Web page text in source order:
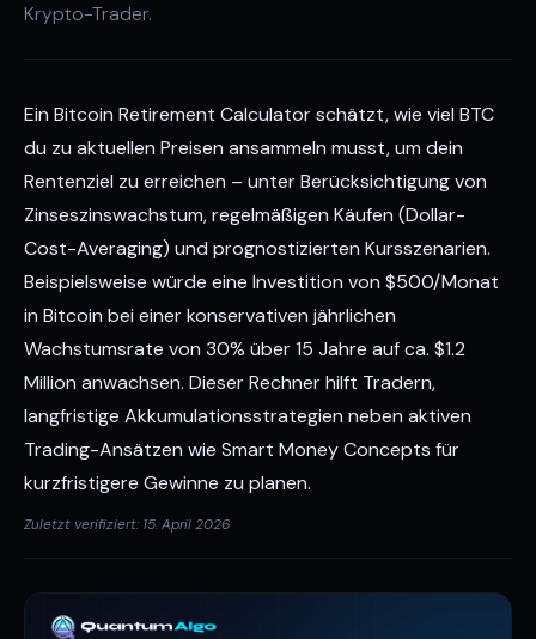
Krypto-Trader.
Ein Bitcoin Retirement Calculator schätzt, wie viel BTC
du zu aktuellen Preisen ansammeln musst, um dein
Rentenziel zu erreichen – unter Berücksichtigung von
Zinseszinswachstum, regelmäßigen Käufen (Dollar-
Cost-Averaging) und prognostizierten Kursszenarien.
Beispielsweise würde eine Investition von $500/Monat
in Bitcoin bei einer konservativen jährlichen
Wachstumsrate von 30% über 15 Jahre auf ca. $1.2
Million anwachsen. Dieser Rechner hilft Tradern,
langfristige Akkumulationsstrategien neben aktiven
Trading-Ansätzen wie Smart Money Concepts für
kurzfristigere Gewinne zu planen.
Zuletzt verifiziert: 15. April 2026